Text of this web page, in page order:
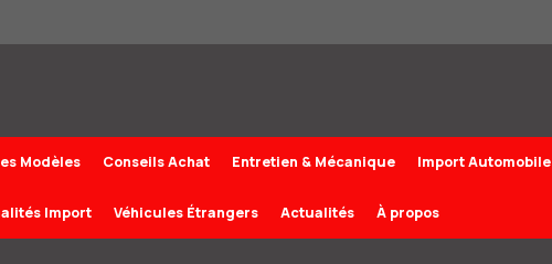
Modèles Conseils Achat Entretien & Mécanique Import Automobile
Import Véhicules Étrangers Actualités À propos